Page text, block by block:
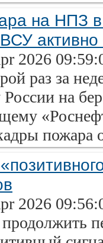
на НПЗ
2026
раз за
России на
пожара
2026